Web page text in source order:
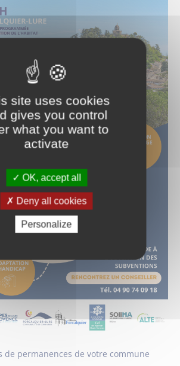
de permanences de votre commune
site uses cookies
gives you control
what you want to
activate
OK, accept all
Deny all cookies
Personalize